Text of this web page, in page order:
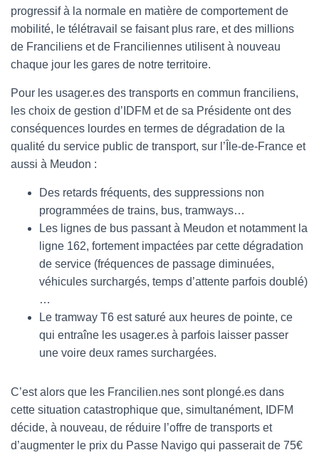
progressif à la normale en matière de comportement de
mobilité, le télétravail se faisant plus rare, et des millions
de Franciliens et de Franciliennes utilisent à nouveau
chaque jour les gares de notre territoire.
Pour les usager.es des transports en commun franciliens,
les choix de gestion d’IDFM et de sa Présidente ont des
conséquences lourdes en termes de dégradation de la
qualité du service public de transport, sur l’Île-de-France et
aussi à Meudon :
Des retards fréquents, des suppressions non
programmées de trains, bus, tramways…
Les lignes de bus passant à Meudon et notamment la
ligne 162, fortement impactées par cette dégradation
de service (fréquences de passage diminuées,
véhicules surchargés, temps d’attente parfois doublé)
…
Le tramway T6 est saturé aux heures de pointe, ce
qui entraîne les usager.es à parfois laisser passer
une voire deux rames surchargées.
C’est alors que les Francilien.nes sont plongé.es dans
cette situation catastrophique que, simultanément, IDFM
décide, à nouveau, de réduire l’offre de transports et
d’augmenter le prix du Passe Navigo qui passerait de 75€